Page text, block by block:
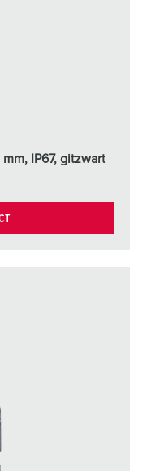
IP67, gitzwart